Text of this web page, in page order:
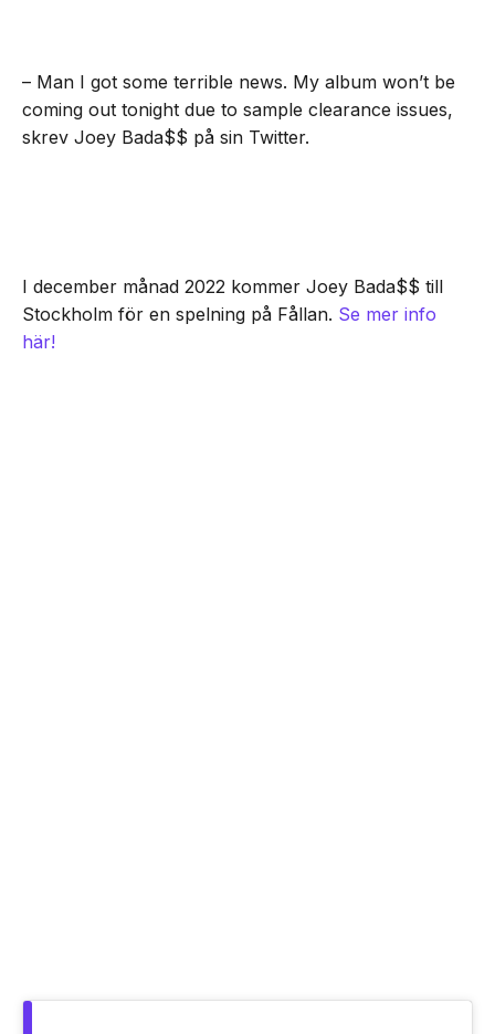
– Man I got some terrible news. My album won’t be
coming out tonight due to sample clearance issues,
skrev Joey Bada$$ på sin Twitter.
I december månad 2022 kommer Joey Bada$$ till
Stockholm för en spelning på Fållan. Se mer info
här!